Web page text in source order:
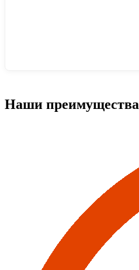
Наши преимущества